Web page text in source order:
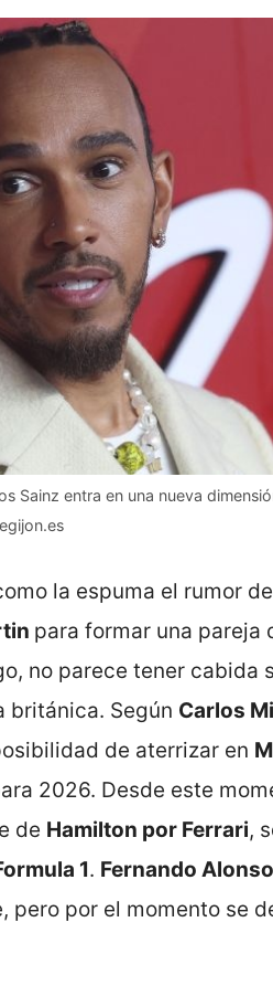
Sainz entra en una nueva
la espuma el rumor
para formar una pareja
no parece tener cabida
británica. Según Carlos
de aterrizar en
2026. Desde este
de Hamilton por Ferrari,
1. Fernando Alonso
por el momento se